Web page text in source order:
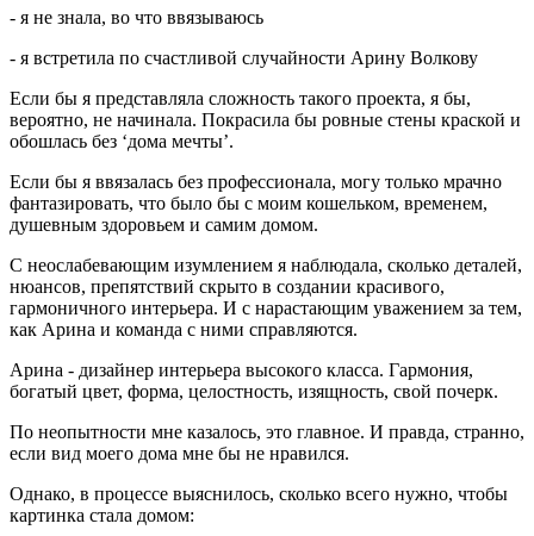
- я не знала, во что ввязываюсь
- я встретила по счастливой случайности Арину Волкову
Если бы я представляла сложность такого проекта, я бы,
вероятно, не начинала. Покрасила бы ровные стены краской и
обошлась без ‘дома мечты’.
Если бы я ввязалась без профессионала, могу только мрачно
фантазировать, что было бы с моим кошельком, временем,
душевным здоровьем и самим домом.
С неослабевающим изумлением я наблюдала, сколько деталей,
нюансов, препятствий скрыто в создании красивого,
гармоничного интерьера. И с нарастающим уважением за тем,
как Арина и команда с ними справляются.
Арина - дизайнер интерьера высокого класса. Гармония,
богатый цвет, форма, целостность, изящность, свой почерк.
По неопытности мне казалось, это главное. И правда, странно,
если вид моего дома мне бы не нравился.
Однако, в процессе выяснилось, сколько всего нужно, чтобы
картинка стала домом: